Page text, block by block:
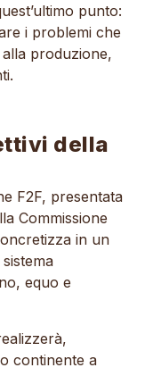
punto:
i problemi che
produzione,
della
F2F, presentata
Commissione
in un
equo e
continente a